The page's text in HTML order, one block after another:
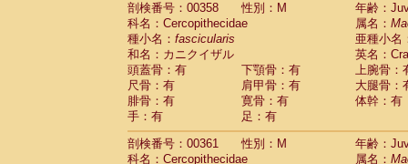
剖検番号：00358
性別：M
年齢：
科名：Cercopithecidae
属名：
種小名： fascicularis
亜種小名
和名：カニクイザル
英名：
頭蓋骨：有
下顎骨：有
上腕骨：
尺骨：有
肩甲骨：有
大腿骨：
腓骨：有
寛骨：有
体幹：有
手：有
足：有
剖検番号：00361
性別：M
年齢：
科名：Cercopithecidae
属名：